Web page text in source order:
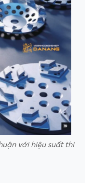
với hiệu suất thi